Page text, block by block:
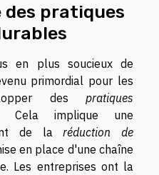
des pratiques
en plus soucieux de
primordial pour les
des pratiques
Cela implique une
de laréduction de
en place d'une chaîne
Les entreprises ont la